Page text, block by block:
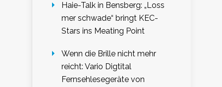
Haie-Talk in Bensberg: „Loss
mer schwade“ bringt KEC-
Stars ins Meating Point
Wenn die Brille nicht mehr
reicht: Vario Digtital
Fernsehlesegeräte von